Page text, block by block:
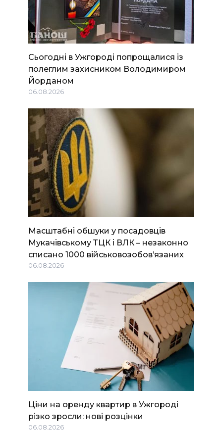
Сьогодні в Ужгороді попрощалися із
полеглим захисником Володимиром
Йорданом
06.08.2026
Масштабні обшуки у посадовців
Мукачівському ТЦК і ВЛК – незаконно
списано 1000 військовозобов’язаних
06.08.2026
Ціни на оренду квартир в Ужгороді
різко зросли: нові розцінки
06.08.2026